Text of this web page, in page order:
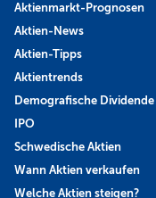
Aktienmarkt-Prognosen
Aktien-News
Aktien-Tipps
Aktientrends
Demografische Dividende
IPO
Schwedische Aktien
Wann Aktien verkaufen
Welche Aktien steigen?